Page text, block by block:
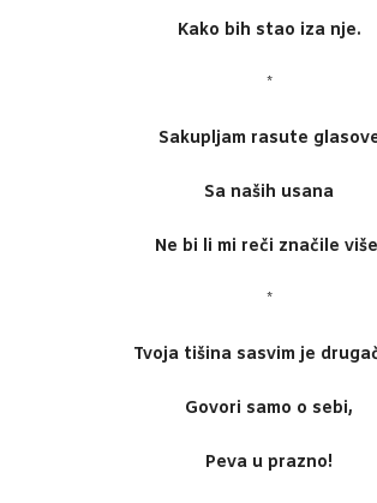
Kako bih stao iza nje.
*
Sakupljam rasute
Sa naših usana
Ne bi li mi reči značile
*
Tvoja tišina sasvim je
Govori samo o sebi,
Peva u prazno!